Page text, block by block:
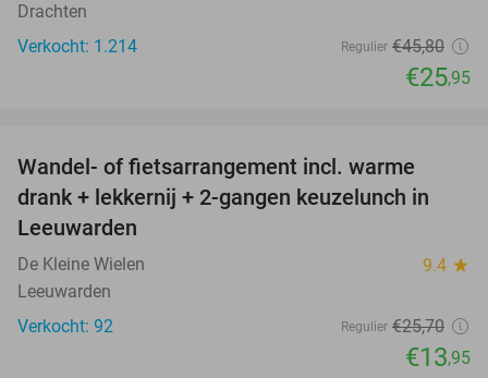
Drachten
Verkocht: 1.214
Regulier €45,80
€25,95
Wandel- of fietsarrangement incl. warme
drank + lekkernij + 2-gangen keuzelunch in
Leeuwarden
De Kleine Wielen 9.4 star
Leeuwarden
Verkocht: 92
Regulier €25,70
€13,95